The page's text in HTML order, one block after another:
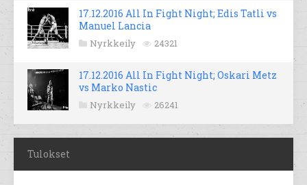
17.12.2016 All In Fight Night; Edis Tatli vs
Manuel Lancia
Nyrkkeily 24321
17.12.2016 All In Fight Night; Oskari Metz
vs Marko Nastic
Nyrkkeily 26241
Tulokset